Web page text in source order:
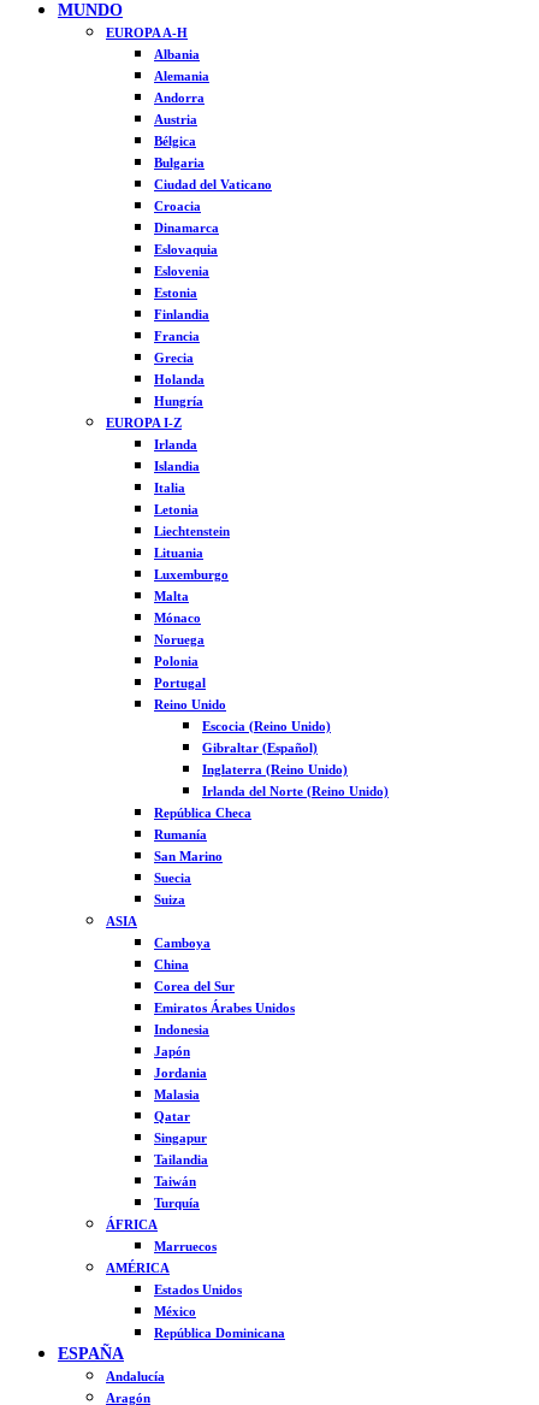
MUNDO
EUROPA A-H
Albania
Alemania
Andorra
Austria
Bélgica
Bulgaria
Ciudad del Vaticano
Croacia
Dinamarca
Eslovaquia
Eslovenia
Estonia
Finlandia
Francia
Grecia
Holanda
Hungría
EUROPA I-Z
Irlanda
Islandia
Italia
Letonia
Liechtenstein
Lituania
Luxemburgo
Malta
Mónaco
Noruega
Polonia
Portugal
Reino Unido
Escocia (Reino Unido)
Gibraltar (Español)
Inglaterra (Reino Unido)
Irlanda del Norte (Reino Unido)
República Checa
Rumanía
San Marino
Suecia
Suiza
ASIA
Camboya
China
Corea del Sur
Emiratos Árabes Unidos
Indonesia
Japón
Jordania
Malasia
Qatar
Singapur
Tailandia
Taiwán
Turquía
ÁFRICA
Marruecos
AMÉRICA
Estados Unidos
México
República Dominicana
ESPAÑA
Andalucía
Aragón